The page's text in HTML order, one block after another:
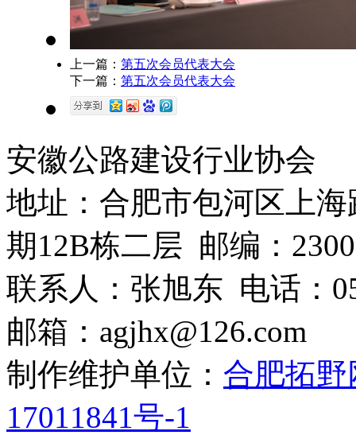
上一篇： 第五次会员代表大会
下一篇： 第五次会员代表大会
安徽公路建设行业协会
地址：合肥市包河区上
期12B栋二层 邮编：
联系人：张旭东 电话：
邮箱：agjhx@126.com
制作维护单位： 合肥拓
17011841号-1